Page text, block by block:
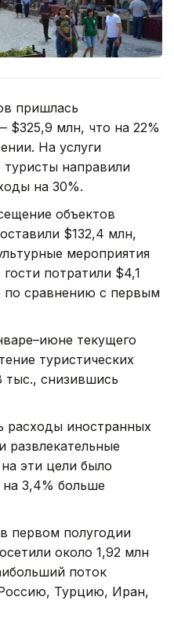
пришлась
$325,9 млн, что на 22%
На услуги
направили
на 30%.
объектов
$132,4 млн,
мероприятия
потратили $4,1
по сравнению с первым
текущего
туристических
тыс., снизившись
расходы иностранных
развлекательные
эти цели было
3,4% больше
первом полугодии
около 1,92 млн
поток
Турцию, Иран,